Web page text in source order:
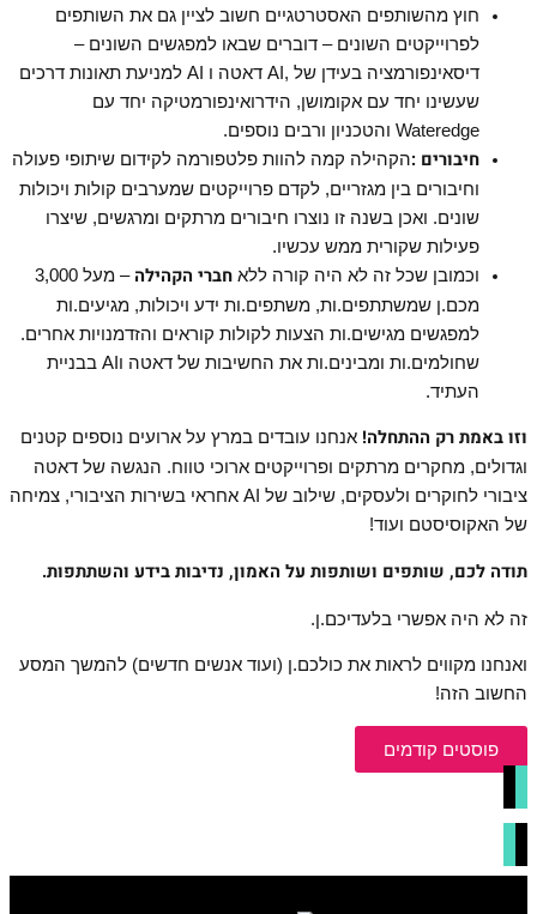
חוץ מהשותפים האסטרטגיים חשוב לציין גם את השותפים
לפרוייקטים השונים – דוברים שבאו למפגשים השונים –
דיסאינפורמציה בעידן של ,AI דאטה ו AI למניעת תאונות דרכים
שעשינו יחד עם אקומושן, הידרואינפורמטיקה יחד עם
Wateredge והטכניון ורבים נוספים.
חיבורים :הקהילה קמה להוות פלטפורמה לקידום שיתופי פעולה
וחיבורים בין מגזריים, לקדם פרוייקטים שמערבים קולות ויכולות
שונים. ואכן בשנה זו נוצרו חיבורים מרתקים ומרגשים, שיצרו
פעילות שקורית ממש עכשיו.
וכמובן שכל זה לא היה קורה ללא חברי הקהילה
– מעל 3,000
מכם.ן שמשתתפים.ות, משתפים.ות ידע ויכולות, מגיעים.ות
למפגשים מגישים.ות הצעות לקולות קוראים והזדמנויות אחרים.
שחולמים.ות ומבינים.ות את החשיבות של דאטה וAI בבניית
העתיד.
וזו באמת רק ההתחלה! אנחנו עובדים במרץ על ארועים נוספים קטנים
וגדולים, מחקרים מרתקים ופרוייקטים ארוכי טווח. הנגשה של דאטה
ציבורי לחוקרים ולעסקים, שילוב של AI אחראי בשירות הציבורי, צמיחה
של האקוסיסטם ועוד!
תודה לכם, שותפים ושותפות על האמון, נדיבות בידע והשתתפות.
זה לא היה אפשרי בלעדיכם.ן.
ואנחנו מקווים לראות את כולכם.ן (ועוד אנשים חדשים) להמשך המסע
החשוב הזה!
פוסטים קודמים